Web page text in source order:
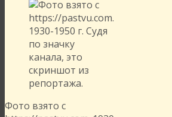
Фото взято с